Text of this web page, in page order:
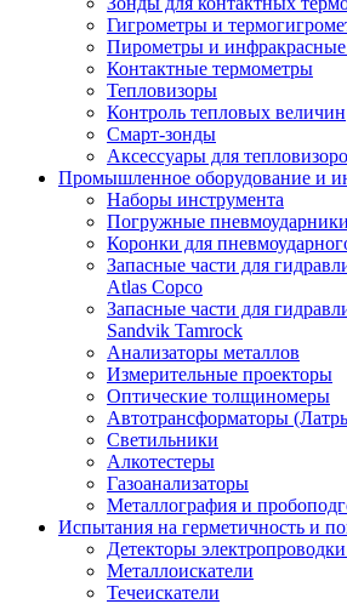
Гигрометры и
Пирометры и
Контактные термометры
Тепловизоры
Контроль тепловых величин
Смарт-зонды
Аксессуары для
Промышленное оборудование и
Наборы инструмента
Погружные
Коронки для
Запасные части для
Atlas Copco
Запасные части для
Sandvik Tamrock
Анализаторы металлов
Измерительные проекторы
Оптические толщиномеры
Автотрансформаторы
Светильники
Алкотестеры
Газоанализаторы
Металлография и
Испытания на герметичность и
Детекторы
Металлоискатели
Течеискатели